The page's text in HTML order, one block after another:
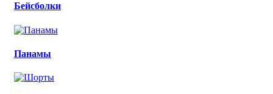
Бейсболки
Панамы